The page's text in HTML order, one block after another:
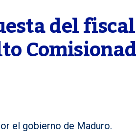
del
el gobierno de Maduro.